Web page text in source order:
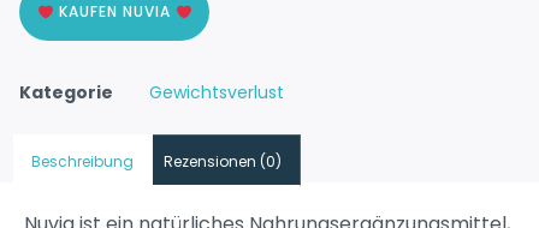
KAUFEN NUVIA
Kategorie Gewichtsverlust
Beschreibung Rezensionen (0)